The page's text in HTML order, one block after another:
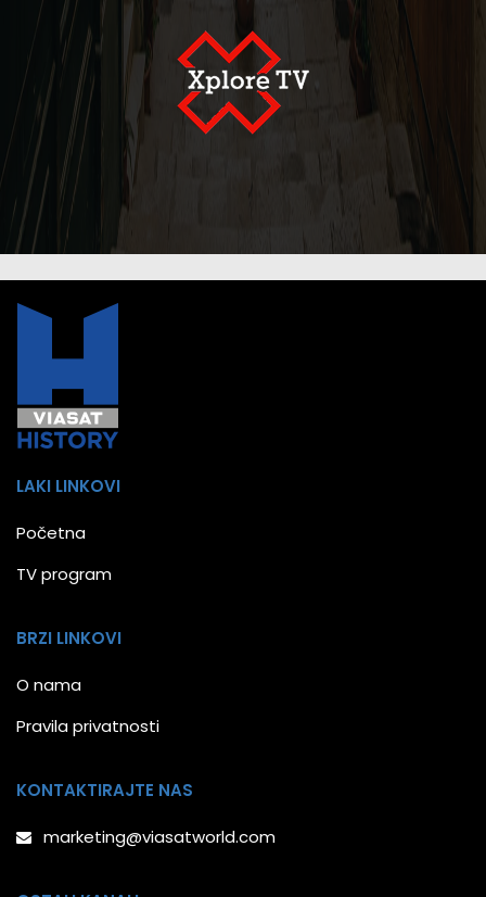
LAKI LINKOVI
Početna
TV program
BRZI LINKOVI
O nama
Pravila privatnosti
KONTAKTIRAJTE NAS
marketing@viasatworld.com